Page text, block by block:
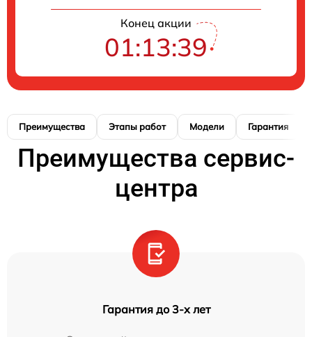
Конец акции
01:13:38
Преимущества Этапы работ Модели Гарантия
Преимущества сервис-
центра
Гарантия до 3-х лет